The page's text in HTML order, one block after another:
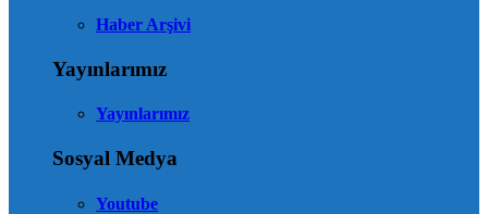
Haber Arşivi
Yayınlarımız
Yayınlarımız
Sosyal Medya
Youtube